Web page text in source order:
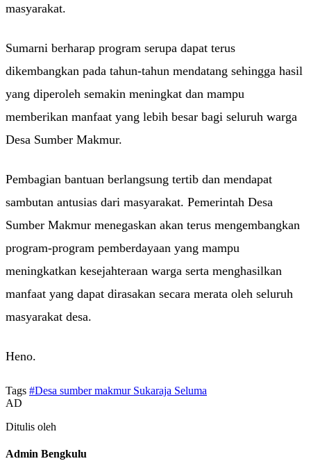
masyarakat.
Sumarni berharap program serupa dapat terus
dikembangkan pada tahun-tahun mendatang sehingga hasil
yang diperoleh semakin meningkat dan mampu
memberikan manfaat yang lebih besar bagi seluruh warga
Desa Sumber Makmur.
Pembagian bantuan berlangsung tertib dan mendapat
sambutan antusias dari masyarakat. Pemerintah Desa
Sumber Makmur menegaskan akan terus mengembangkan
program-program pemberdayaan yang mampu
meningkatkan kesejahteraan warga serta menghasilkan
manfaat yang dapat dirasakan secara merata oleh seluruh
masyarakat desa.
Heno.
Tags #Desa sumber makmur Sukaraja Seluma
AD
Ditulis oleh
Admin Bengkulu